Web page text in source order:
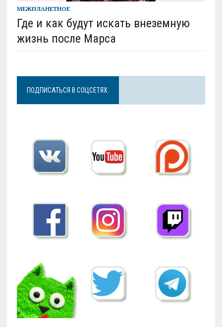
МЕЖПЛАНЕТНОЕ
Где и как будут искать внеземную
жизнь после Марса
ПОДПИСАТЬСЯ В СОЦСЕТЯХ: